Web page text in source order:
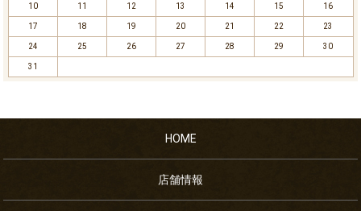
10 11 12 13 14 15 16
17 18 19 20 21 22 23
24 25 26 27 28 29 30
31
HOME
店舗情報